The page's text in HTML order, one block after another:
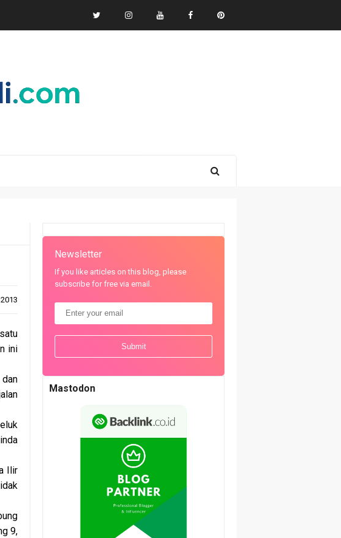
ini
Ilir
9,
Newsletter
If you like articles on this blog, please
subscribe for free via email.
Mastodon